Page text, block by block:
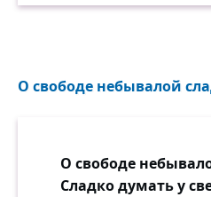
О свободе небывалой
О свободе
Сладко думать у